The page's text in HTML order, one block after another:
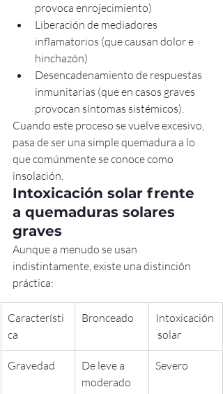
provoca enrojecimiento)
Liberación de mediadores
inflamatorios (que causan dolor e
hinchazón)
Desencadenamiento de respuestas
inmunitarias (que en casos graves
provocan síntomas sistémicos).
Cuando este proceso se vuelve excesivo,
pasa de ser una simple quemadura a lo
que comúnmente se conoce como
insolación.
Intoxicación solar frente
a quemaduras solares
graves
Aunque a menudo se usan
indistintamente, existe una distinción
práctica:
Característi
ca
Bronceado
Intoxicación
solar
Gravedad
De leve a
moderado
Severo